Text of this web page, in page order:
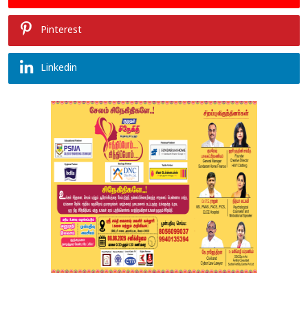
Pinterest
Linkedin